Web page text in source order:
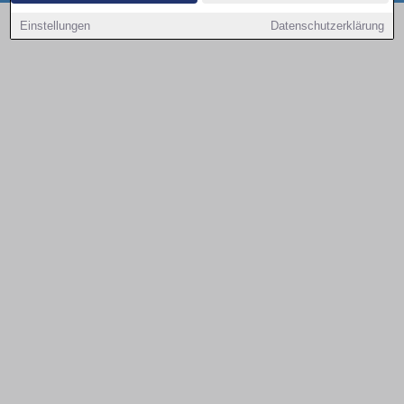
Einstellungen Datenschutzerklärung
Copyright © 2000 - 2026 | 1A Infosysteme GmbH | Content by: 1a-sites-autos